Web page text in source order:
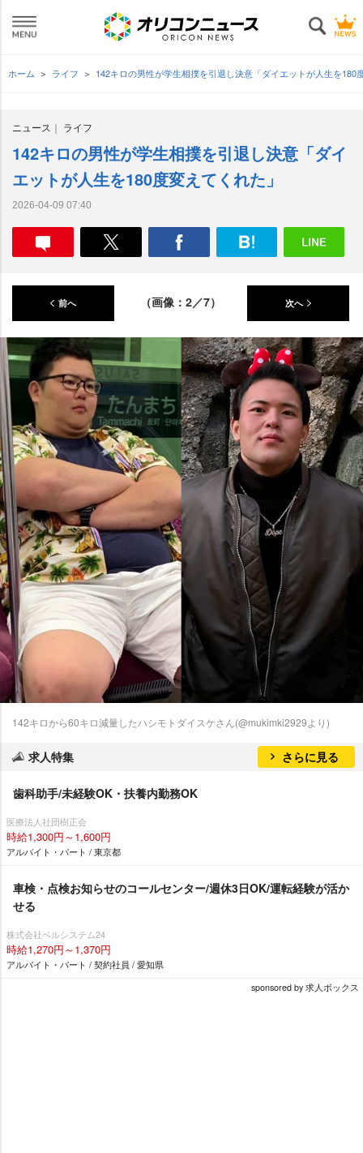
ホーム ライフ 142キロの男性が学生相撲を引退し決意「ダイエットが人生を180
ニュース ライフ
142キロの男性が学生相撲を引退し決意「ダイ
エットが人生を180度変えてくれた」
2026-04-09 07:40
前へ （画像：2／7） 次へ
142キロから60キロ減量したハシモトダイスケさん(@mukimki2929より)
求人特集 さらに見る
歯科助手/未経験OK・扶養内勤務OK
医療法人社団樹正会
時給1,300円～1,600円
アルバイト・パート / 東京都
車検・点検お知らせのコールセンター/週休3日OK/運転経験が活か
せる
株式会社ベルシステム24
時給1,270円～1,370円
アルバイト・パート / 契約社員 / 愛知県
sponsored by 求人ボックス